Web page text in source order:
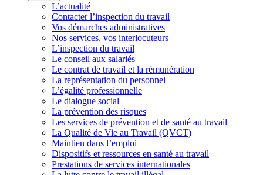
L’actualité
Contacter l’inspection du travail
Vos démarches administratives
Nos services, vos interlocuteurs
L’inspection du travail
Le conseil aux salariés
Le contrat de travail et la rémunération
La représentation du personnel
L’égalité professionnelle
Le dialogue social
La prévention des risques
Les services de prévention et de santé au travail
La Qualité de Vie au Travail (QVCT)
Maintien dans l’emploi
Dispositifs et ressources en santé au travail
Prestations de services internationales